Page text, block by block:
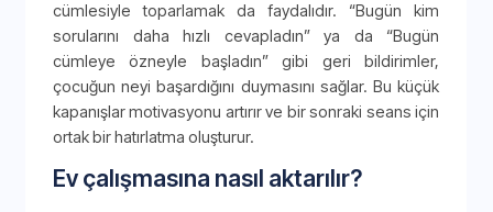
cümlesiyle toparlamak da faydalıdır. “Bugün kim
sorularını daha hızlı cevapladın” ya da “Bugün
cümleye özneyle başladın” gibi geri bildirimler,
çocuğun neyi başardığını duymasını sağlar. Bu küçük
kapanışlar motivasyonu artırır ve bir sonraki seans için
ortak bir hatırlatma oluşturur.
Ev çalışmasına nasıl aktarılır?